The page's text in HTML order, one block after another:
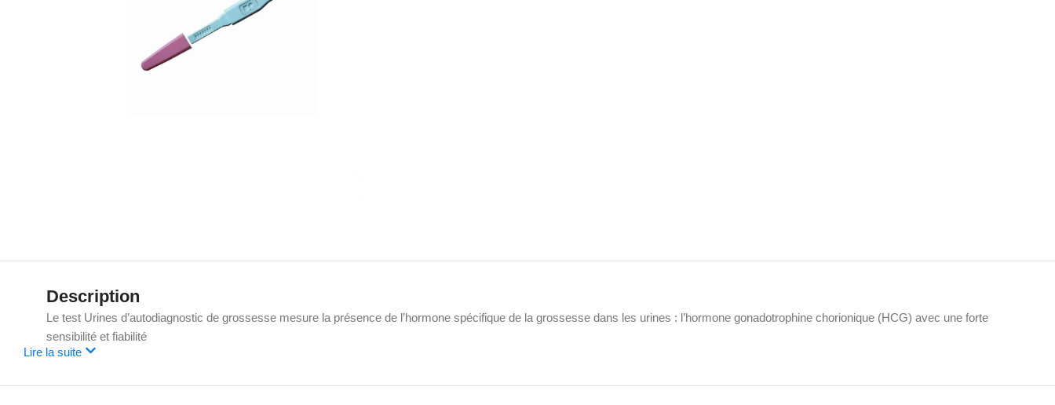
Description
Le test Urines d’autodiagnostic de grossesse mesure la présence de l’hormone spécifique de la grossesse dans les urines : l’hormone gonadotrophine chorionique (HCG) avec une forte
sensibilité et fiabilité
Lire la suite